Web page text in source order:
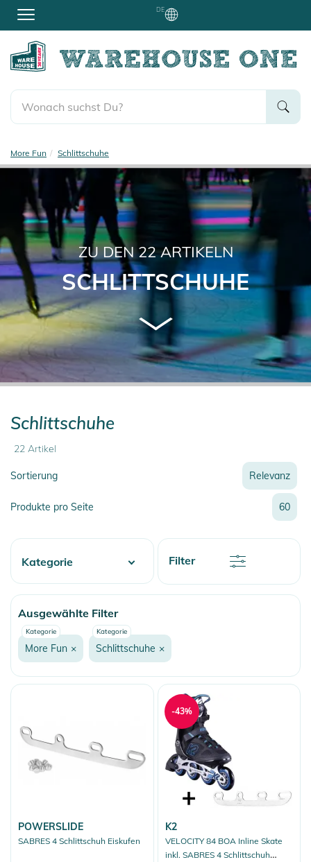
DE
More Fun Schlittschuhe
ZU DEN22ARTIKELN
SCHLITTSCHUHE
Schlittschuhe
22 Artikel
Sortierung
Relevanz
Relevanz
Neueste
Preis
Rabatt
Name
Name
Produkte pro Seite 60
Filter
Kategorie
Skate
Fashion & More
Snow
More Fun
Balance Boards
Fahrradzubehör
Snakeboarding
Ausgewählte Filter
Kategorie
More Fun ×
Kategorie
Schlittschuhe ×
POWERSLIDE
SABRES 4 Schlittschuh Eiskufen
K2
VELOCITY 84 BOA Inline Skate
inkl. SABRES 4 Schlittschuh
-43%